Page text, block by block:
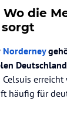
die
Norderney
häufig für